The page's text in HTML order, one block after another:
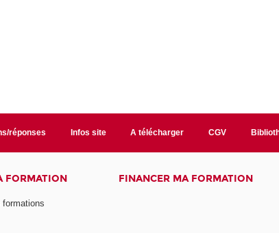
réponses Infos site A télécharger CGV
FORMATION
formations
FINANCER MA FORMATION